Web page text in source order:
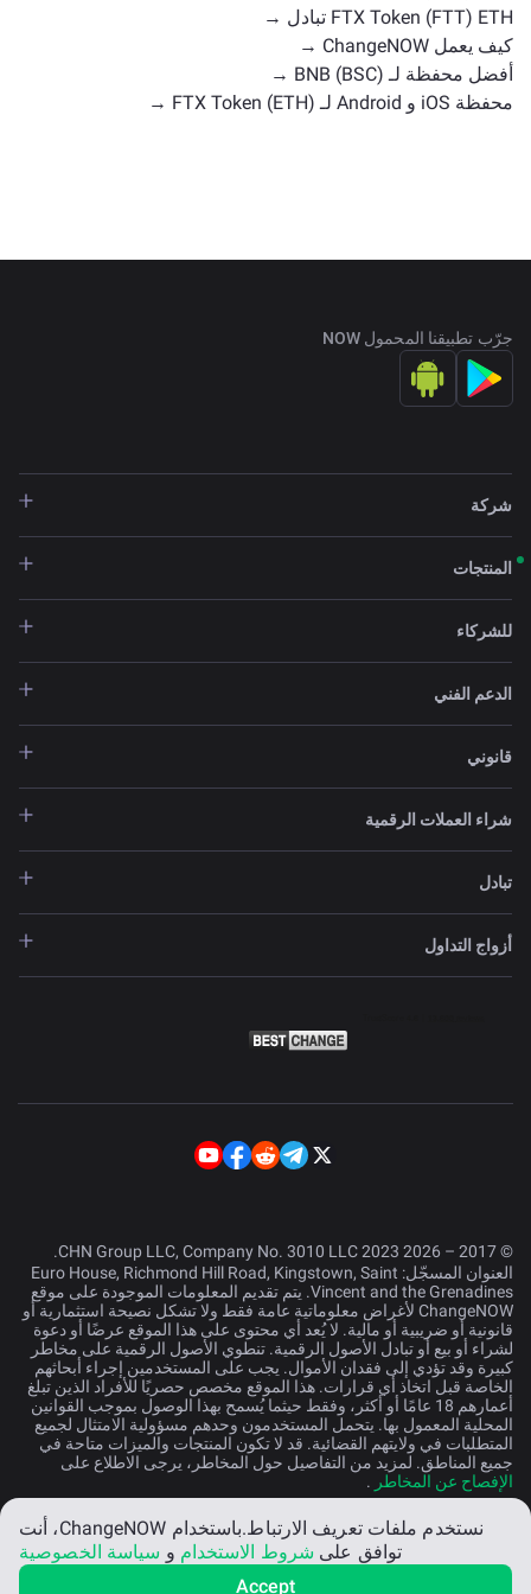
FTX Token (FTT) ETH تبادل →
كيف يعمل ChangeNOW →
أفضل محفظة لـ BNB (BSC) →
محفظة iOS و Android لـ FTX Token (ETH) →
جرّب تطبيقنا المحمول NOW
شركة
المنتجات
للشركاء
الدعم الفني
قانوني
شراء العملات الرقمية
تبادل
أزواج التداول
© 2017 – 2026 CHN Group LLC, Company No. 3010 LLC 2023.
العنوان المسجّل: Euro House, Richmond Hill Road, Kingstown, Saint
Vincent and the Grenadines. يتم تقديم المعلومات الموجودة على موقع
ChangeNOW لأغراض معلوماتية عامة فقط ولا تشكل نصيحة استثمارية أو
قانونية أو ضريبية أو مالية. لا يُعد أي محتوى على هذا الموقع عرضًا أو دعوة
لشراء أو بيع أو تبادل الأصول الرقمية. تنطوي الأصول الرقمية على مخاطر
كبيرة وقد تؤدي إلى فقدان الأموال. يجب على المستخدمين إجراء أبحاثهم
الخاصة قبل اتخاذ أي قرارات. هذا الموقع مخصص حصريًا للأفراد الذين تبلغ
أعمارهم 18 عامًا أو أكثر، وفقط حيثما يُسمح بهذا الوصول بموجب القوانين
المحلية المعمول بها. يتحمل المستخدمون وحدهم مسؤولية الامتثال لجميع
المتطلبات في ولايتهم القضائية. قد لا تكون المنتجات والميزات متاحة في
جميع المناطق. لمزيد من التفاصيل حول المخاطر، يرجى الاطلاع على
الإفصاح عن المخاطر .
العربية
نستخدم ملفات تعريف الارتباط.
باستخدام ChangeNOW، أنت
توافق على شروط الاستخدام و سياسة الخصوصية
Accept